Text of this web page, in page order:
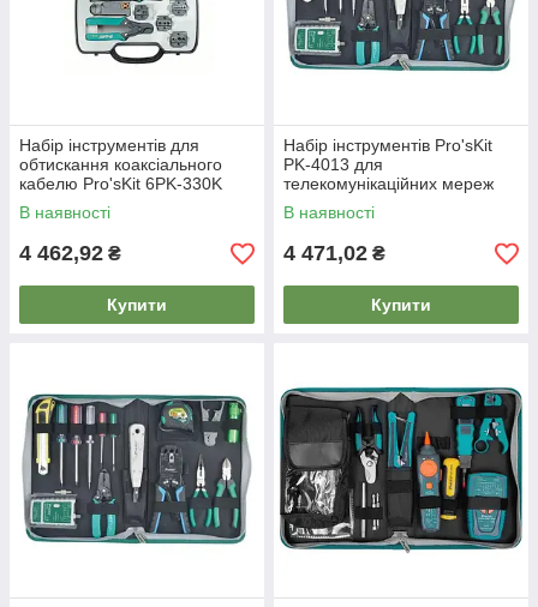
Набір інструментів для
обтискання коаксіального
кабелю Pro'sKit 6PK-330K
В наявності
4 462,92 ₴
Купити
Набір інструментів Pro'sKit
PK-4013 для
телекомунікаційних мереж
В наявності
4 471,02 ₴
Купити